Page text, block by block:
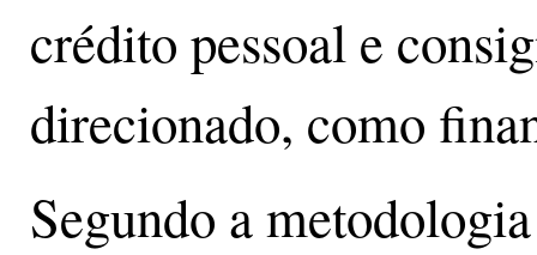
crédito pessoal e
direcionado, como
Segundo a